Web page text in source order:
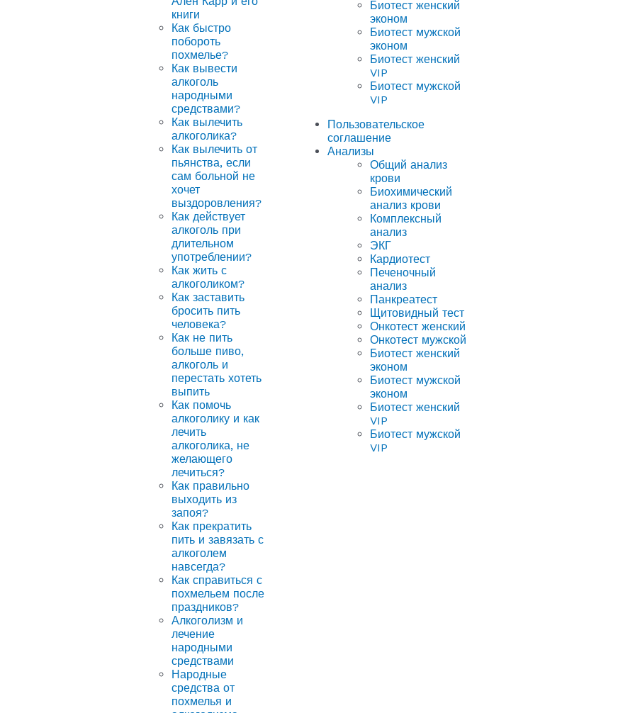
книги
Как быстро
побороть
похмелье?
Как вывести
алкоголь
народными
средствами?
Как вылечить
алкоголика?
Как вылечить от
пьянства, если
сам больной не
хочет
выздоровления?
Как действует
алкоголь при
длительном
употреблении?
Как жить с
алкоголиком?
Как заставить
бросить пить
человека?
Как не пить
больше пиво,
алкоголь и
перестать хотеть
выпить
Как помочь
алкоголику и как
лечить
алкоголика, не
желающего
лечиться?
Как правильно
выходить из
запоя?
Как прекратить
пить и завязать с
алкоголем
навсегда?
Как справиться с
похмельем после
праздников?
Алкоголизм и
лечение
народными
средствами
Народные
средства от
похмелья и
Биотест женский
эконом
Биотест мужской
эконом
Биотест женский
VIP
Биотест мужской
VIP
Пользовательское
соглашение
Анализы
Общий анализ
крови
Биохимический
анализ крови
Комплексный
анализ
ЭКГ
Кардиотест
Печеночный
анализ
Панкреатест
Щитовидный тест
Онкотест женский
Онкотест мужской
Биотест женский
эконом
Биотест мужской
эконом
Биотест женский
VIP
Биотест мужской
VIP